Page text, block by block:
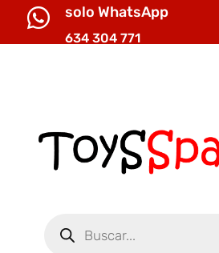
 solo WhatsApp
634 304 771
productos